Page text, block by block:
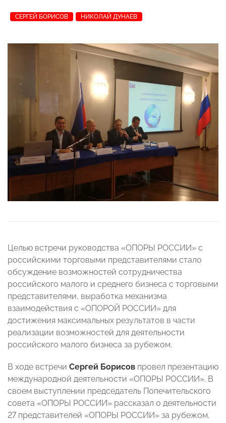
СЕРГЕЙ БОРИСОВ НИКОЛАЙ ДУНАЕВ
Целью встречи руководства «ОПОРЫ РОССИИ» с
российскими торговыми представителями стало
обсуждение возможностей сотрудничества
российского малого и среднего бизнеса с торговыми
представителями, выработка механизма
взаимодействия с «ОПОРОЙ РОССИИ» для
достижения максимальных результатов в части
реализации возможностей для деятельности
российского малого бизнеса за рубежом.
В ходе встречи Сергей Борисов провел презентацию
международной деятельности «ОПОРЫ РОССИИ». В
своем выступлении председатель Попечительского
совета «ОПОРЫ РОССИИ» рассказал о деятельности
27 представителей «ОПОРЫ РОССИИ» за рубежом,